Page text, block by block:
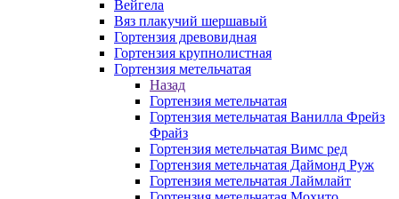
Вейгела
Вяз плакучий шершавый
Гортензия древовидная
Гортензия крупнолистная
Гортензия метельчатая
Назад
Гортензия метельчатая
Гортензия метельчатая Ванилла Фрейз
Фрайз
Гортензия метельчатая Вимс ред
Гортензия метельчатая Даймонд Руж
Гортензия метельчатая Лаймлайт